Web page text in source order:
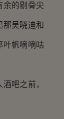
的剔骨尖
吴晓迪和
叶帆嘀嘀咕
吧之前，